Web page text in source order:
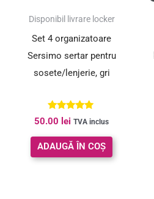
Disponibil livrare locker
Set 4 organizatoare
Sersimo sertar pentru
sosete/lenjerie, gri
Evaluat la
5.00
din 5
50.00 lei TVA inclus
ADAUGĂ ÎN COȘ